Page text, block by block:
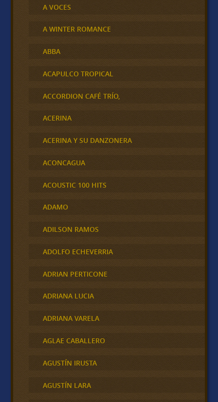
A VOCES
A WINTER ROMANCE
ABBA
ACAPULCO TROPICAL
ACCORDION CAFÉ TRÍO,
ACERINA
ACERINA Y SU DANZONERA
ACONCAGUA
ACOUSTIC 100 HITS
ADAMO
ADILSON RAMOS
ADOLFO ECHEVERRIA
ADRIAN PERTICONE
ADRIANA LUCIA
ADRIANA VARELA
AGLAE CABALLERO
AGUSTÍN IRUSTA
AGUSTÍN LARA